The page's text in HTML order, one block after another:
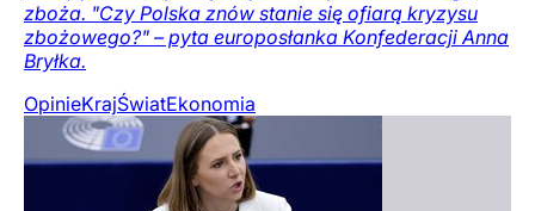
zboża. "Czy Polska znów stanie się ofiarą kryzysu
zbożowego?" – pyta europosłanka Konfederacji Anna
Bryłka.
OpinieKrajŚwiatEkonomia